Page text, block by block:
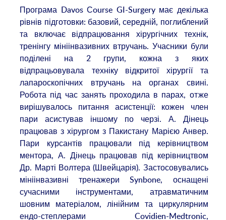
Програма Davos Сourse GI-Surgery має декілька
рівнів підготовки: базовий, середній, поглиблений
та включає відпрацювання хірургічних технік,
тренінгу мініінвазивних втручань. Учасники були
поділені на 2 групи, кожна з яких
відпрацьовувала техніку відкритої хірургії та
лапароскопічних втручань на органах свині.
Робота під час занять проходила в парах, отже
вирішувалось питання асистенції: кожен член
пари асистував іншому по черзі. А. Дінець
працював з хірургом з Пакистану Марією Анвер.
Пари курсантів працювали під керівництвом
ментора, А. Дінець працював під керівництвом
Др. Марті Волтера (Швейцарія). Застосовувались
мініінвазивні тренажери Synbone, оснащені
сучасними інструментами, атравматичним
шовним матеріалом, лінійним та циркулярним
ендо-степлерами Covidien-Medtronic,